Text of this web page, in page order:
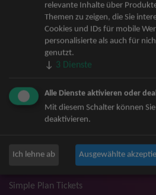
Jan Delay & Disko No.1 Tickets
Pur Tickets
Bob Dylan Tickets
Mark Forster Tickets
The Prodigy Tickets
Niedeckens BAP Tickets
Judas Priest Tickets
Trailerpark & Friends Tickets
Simple Plan Tickets
relevante Inhalte über
Themen zu zeigen, die Sie
Cookies und IDs für mobile
personalisierte als auch für
genutzt.
↓ 3 Dienste
Alle Dienste aktivieren oder
Mit diesem Schalter können
deaktivieren.
Ich lehne ab Ausgewählte